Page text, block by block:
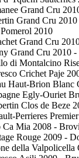
Grand Cru
Grand Cru
2010
Grand Cru
Grand Cru 2010
di Montalcino
Crichet Paje
Haut-Brion Blanc
Egly-Ouriet
Clos de Beze
Perrieres
Ca Mia 2008 -
Rouge 2009 -
della